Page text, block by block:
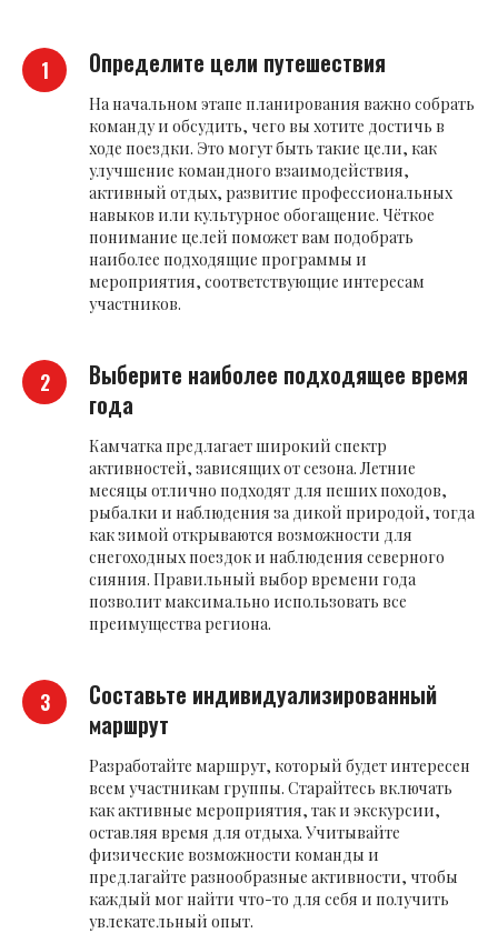
Определите цели путешествия
На начальном этапе планирования важно собрать
команду и обсудить, чего вы хотите достичь в
ходе поездки. Это могут быть такие цели, как
улучшение командного взаимодействия,
активный отдых, развитие профессиональных
навыков или культурное обогащение. Чёткое
понимание целей поможет вам подобрать
наиболее подходящие программы и
мероприятия, соответствующие интересам
участников.
Выберите наиболее подходящее время
года
Камчатка предлагает широкий спектр
активностей, зависящих от сезона. Летние
месяцы отлично подходят для пеших походов,
рыбалки и наблюдения за дикой природой, тогда
как зимой открываются возможности для
снегоходных поездок и наблюдения северного
сияния. Правильный выбор времени года
позволит максимально использовать все
преимущества региона.
Составьте индивидуализированный
маршрут
Разработайте маршрут, который будет интересен
всем участникам группы. Старайтесь включать
как активные мероприятия, так и экскурсии,
оставляя время для отдыха. Учитывайте
физические возможности команды и
предлагайте разнообразные активности, чтобы
каждый мог найти что-то для себя и получить
увлекательный опыт.